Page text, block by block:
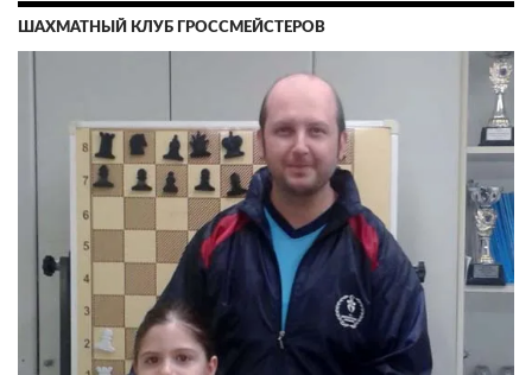
ШАХМАТНЫЙ КЛУБ ГРОССМЕЙСТЕРОВ